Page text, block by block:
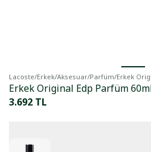
Lacoste/Erkek/Aksesuar/Parfüm/Erkek
Erkek Original Edp Parfüm
3.692 TL